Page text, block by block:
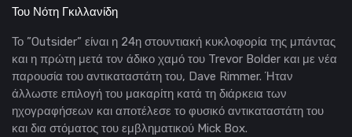
Του Νότη Γκιλλανίδη
Το ”Outsider” είναι η 24η στουντιακή κυκλοφορία της μπάντας
και η πρώτη μετά τον άδικο χαμό του Trevor Bolder και με νέα
παρουσία του αντικαταστάτη του, Dave Rimmer. Ήταν
άλλωστε επιλογή του μακαρίτη κατά τη διάρκεια των
ηχογραφήσεων και αποτέλεσε το φυσικό αντικαταστάτη του
και δια στόματος του εμβληματικού Mick Box.